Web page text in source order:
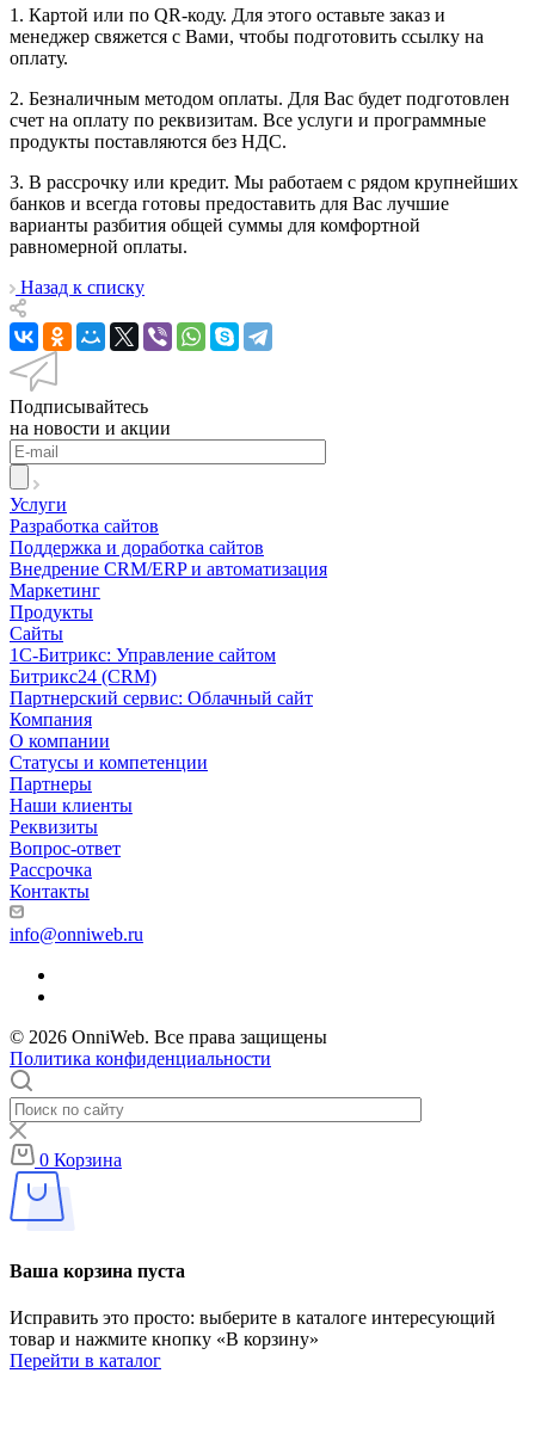
1. Картой или по QR-коду. Для этого оставьте заказ и
менеджер свяжется с Вами, чтобы подготовить ссылку на
оплату.
2. Безналичным методом оплаты. Для Вас будет подготовлен
счет на оплату по реквизитам. Все услуги и программные
продукты поставляются без НДС.
3. В рассрочку или кредит. Мы работаем с рядом крупнейших
банков и всегда готовы предоставить для Вас лучшие
варианты разбития общей суммы для комфортной
равномерной оплаты.
Назад к списку
Подписывайтесь
на новости и акции
Услуги
Разработка сайтов
Поддержка и доработка сайтов
Внедрение CRM/ERP и автоматизация
Маркетинг
Продукты
Сайты
1С-Битрикс: Управление сайтом
Битрикс24 (CRM)
Партнерский сервис: Облачный сайт
Компания
О компании
Статусы и компетенции
Партнеры
Наши клиенты
Реквизиты
Вопрос-ответ
Рассрочка
Контакты
info@onniweb.ru
© 2026 OnniWeb. Все права защищены
Политика конфиденциальности
0 Корзина
Ваша корзина пуста
Исправить это просто: выберите в каталоге интересующий
товар и нажмите кнопку «В корзину»
Перейти в каталог